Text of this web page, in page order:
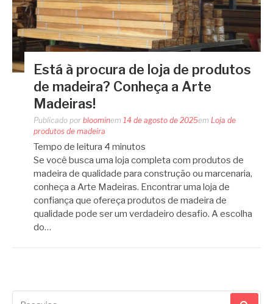
Está à procura de loja de produtos
de madeira? Conheça a Arte
Madeiras!
Publicado por bloominem 14 de agosto de 2025em Loja de
produtos de madeira
Tempo de leitura 4 minutos
Se você busca uma loja completa com produtos de
madeira de qualidade para construção ou marcenaria,
conheça a Arte Madeiras. Encontrar uma loja de
confiança que ofereça produtos de madeira de
qualidade pode ser um verdadeiro desafio. A escolha
do…